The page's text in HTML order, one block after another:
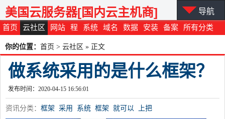
首页 云社区 网站 程 系统 域名 数据 安装 备案 所有分类
美国云服务器[国内云主机商] 导航
你的位置： 首页 > 云社区 » 正文
做系统采用的是什么框架？
发布时间：2020-04-15 16:56:01
资讯分类： 框架 采用 系统 框架 就可以 上把